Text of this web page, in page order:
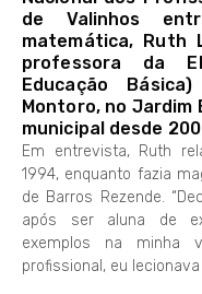
de Valinhos
matemática, Ruth
professora da
Educação
Montoro, no Jardim
municipal desde
Em entrevista, Ruth
1994, enquanto fazia
de Barros Rezende.
após ser aluna de
exemplos na minha
profissional, eu